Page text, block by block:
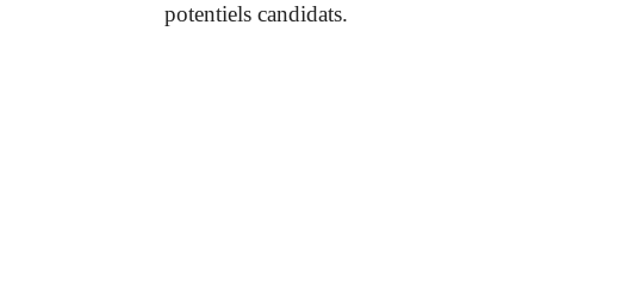
potentiels candidats.